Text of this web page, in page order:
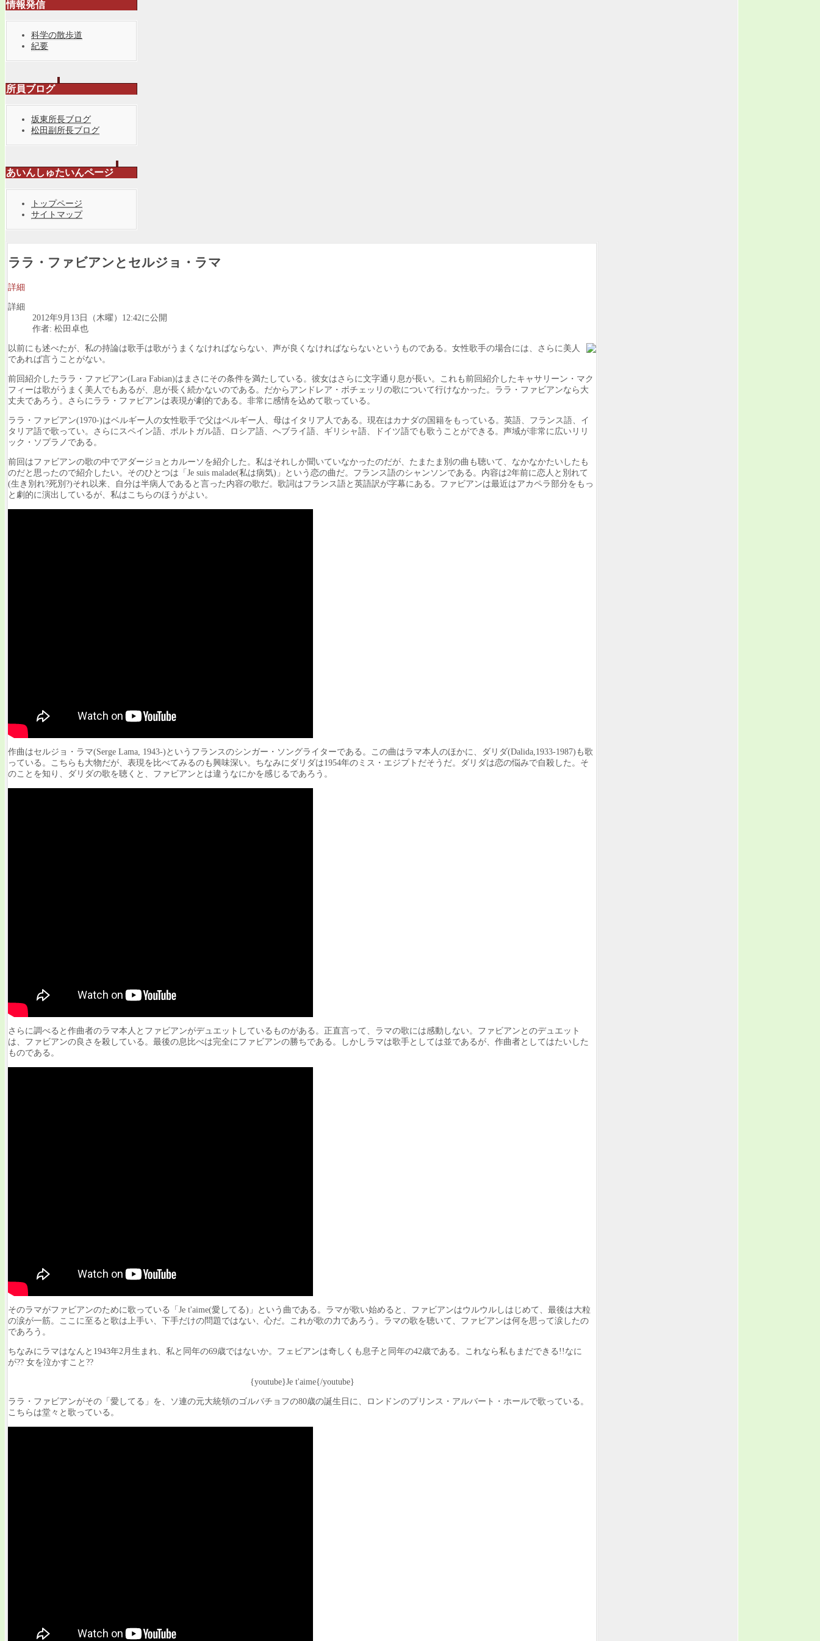
情報発信
科学の散歩道
紀要
所員ブログ
坂東所長ブログ
松田副所長ブログ
あいんしゅたいんページ
トップページ
サイトマップ
ララ・ファビアンとセルジョ・ラマ
詳細
詳細
2012年9月13日（木曜）12:42に公開
作者: 松田卓也
以前にも述べたが、私の持論は歌手は歌がうまくなければならない、声が良くなければならないというものである。女性歌手の場合には、さらに美人
であれば言うことがない。
前回紹介したララ・ファビアン(Lara Fabian)はまさにその条件を満たしている。彼女はさらに文字通り息が長い。これも前回紹介したキャサリーン・マク
フィーは歌がうまく美人でもあるが、息が長く続かないのである。だからアンドレア・ボチェッリの歌について行けなかった。ララ・ファビアンなら大
丈夫であろう。さらにララ・ファビアンは表現が劇的である。非常に感情を込めて歌っている。
ララ・ファビアン(1970-)はベルギー人の女性歌手で父はベルギー人、母はイタリア人である。現在はカナダの国籍をもっている。英語、フランス語、イ
タリア語で歌ってい。さらにスペイン語、ポルトガル語、ロシア語、ヘブライ語、ギリシャ語、ドイツ語でも歌うことができる。声域が非常に広いリリ
ック・ソプラノである。
前回はファビアンの歌の中でアダージョとカルーソを紹介した。私はそれしか聞いていなかったのだが、たまたま別の曲も聴いて、なかなかたいしたも
のだと思ったので紹介したい。そのひとつは「Je suis malade(私は病気)」という恋の曲だ。フランス語のシャンソンである。内容は2年前に恋人と別れて
(生き別れ?死別?)それ以来、自分は半病人であると言った内容の歌だ。歌詞はフランス語と英語訳が字幕にある。ファビアンは最近はアカペラ部分をもっ
と劇的に演出しているが、私はこちらのほうがよい。
作曲はセルジョ・ラマ(Serge Lama, 1943-)というフランスのシンガー・ソングライターである。この曲はラマ本人のほかに、ダリダ(Dalida,1933-1987)も歌
っている。こちらも大物だが、表現を比べてみるのも興味深い。ちなみにダリダは1954年のミス・エジプトだそうだ。ダリダは恋の悩みで自殺した。そ
のことを知り、ダリダの歌を聴くと、ファビアンとは違うなにかを感じるであろう。
さらに調べると作曲者のラマ本人とファビアンがデュエットしているものがある。正直言って、ラマの歌には感動しない。ファビアンとのデュエット
は、ファビアンの良さを殺している。最後の息比べは完全にファビアンの勝ちである。しかしラマは歌手としては並であるが、作曲者としてはたいした
ものである。
そのラマがファビアンのために歌っている「Je t'aime(愛してる)」という曲である。ラマが歌い始めると、ファビアンはウルウルしはじめて、最後は大粒
の涙が一筋。ここに至ると歌は上手い、下手だけの問題ではない、心だ。これが歌の力であろう。ラマの歌を聴いて、ファビアンは何を思って涙したの
であろう。
ちなみにラマはなんと1943年2月生まれ、私と同年の69歳ではないか。フェビアンは奇しくも息子と同年の42歳である。これなら私もまだできる!!なに
が?? 女を泣かすこと??
{youtube}Je t'aime{/youtube}
ララ・ファビアンがその「愛してる」を、ソ連の元大統領のゴルバチョフの80歳の誕生日に、ロンドンのプリンス・アルバート・ホールで歌っている。
こちらは堂々と歌っている。